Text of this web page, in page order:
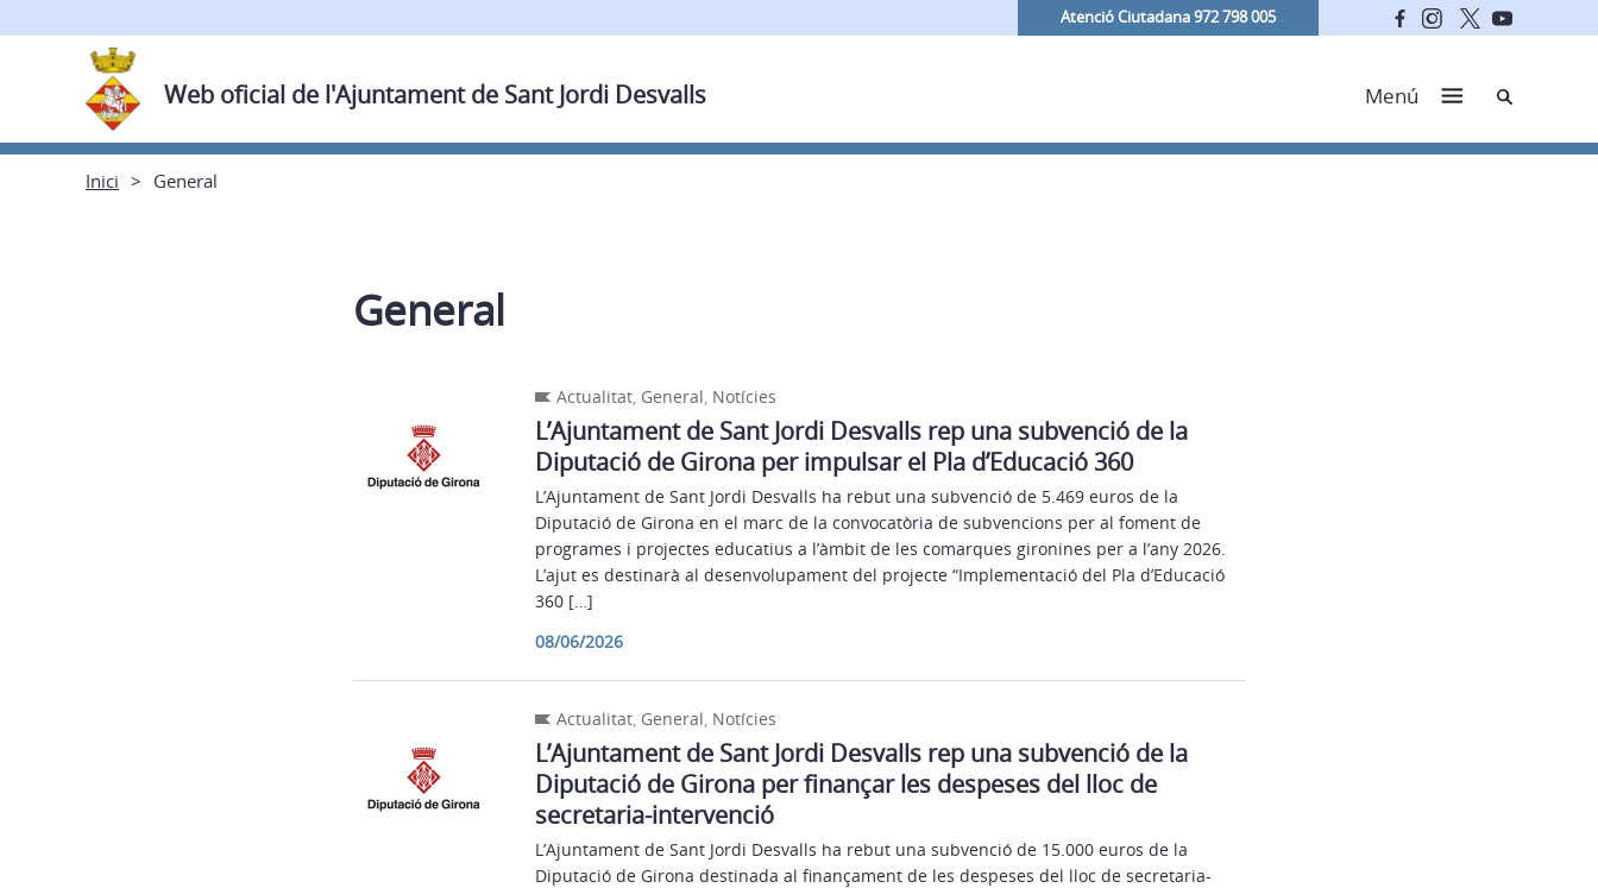
Atenció Ciutadana 972 798 005
Web oficial de l'Ajuntament de Sant Jordi Desvalls Menú Cerca
Inici General
General
Actualitat, General, Notícies
L’Ajuntament de Sant Jordi Desvalls rep una subvenció de la
Diputació de Girona per impulsar el Pla d’Educació 360
L’Ajuntament de Sant Jordi Desvalls ha rebut una subvenció de 5.469 euros de la
Diputació de Girona en el marc de la convocatòria de subvencions per al foment de
programes i projectes educatius a l’àmbit de les comarques gironines per a l’any 2026.
L’ajut es destinarà al desenvolupament del projecte “Implementació del Pla d’Educació
360 […]
08/06/2026
Actualitat, General, Notícies
L’Ajuntament de Sant Jordi Desvalls rep una subvenció de la
Diputació de Girona per finançar les despeses del lloc de
secretaria-intervenció
L’Ajuntament de Sant Jordi Desvalls ha rebut una subvenció de 15.000 euros de la
Diputació de Girona destinada al finançament de les despeses del lloc de secretaria-